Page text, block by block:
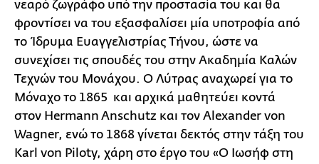
νεαρό ζωγράφο υπό την προστασία του και θα
φροντίσει να του εξασφαλίσει μία υποτροφία από
το Ίδρυμα Ευαγγελιστρίας Τήνου, ώστε να
συνεχίσει τις σπουδές του στην Ακαδημία Καλών
Τεχνών του Μονάχου. Ο Λύτρας αναχωρεί για το
Μόναχο το 1865 και αρχικά μαθητεύει κοντά
στον Hermann Anschutz και τον Alexander von
Wagner, ενώ το 1868 γίνεται δεκτός στην τάξη του
Karl von Piloty, χάρη στο έργο του «Ο Ιωσήφ στη